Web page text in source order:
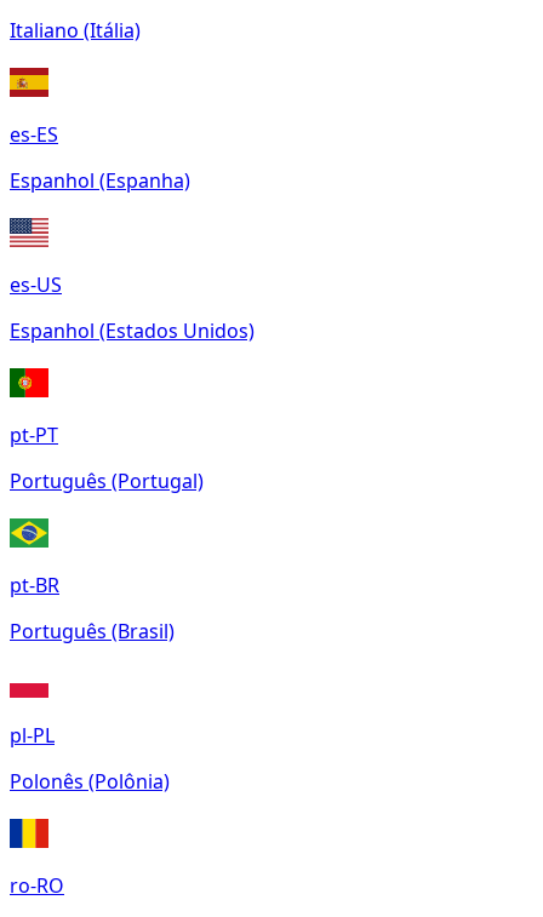
Italiano (Itália)
es-ES
Espanhol (Espanha)
es-US
Espanhol (Estados Unidos)
pt-PT
Português (Portugal)
pt-BR
Português (Brasil)
pl-PL
Polonês (Polônia)
ro-RO